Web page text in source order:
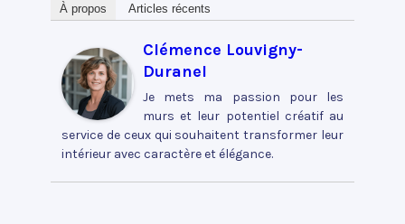
À propos Articles récents
Clémence Louvigny-
Duranel
Je mets ma passion pour les
murs et leur potentiel créatif au
service de ceux qui souhaitent transformer leur
intérieur avec caractère et élégance.